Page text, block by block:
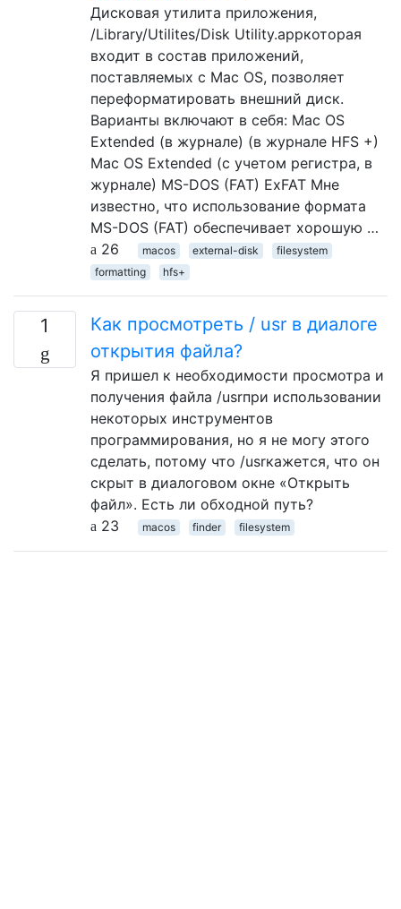
Дисковая утилита приложения,
/Library/Utilites/Disk Utility.appкоторая
входит в состав приложений,
поставляемых с Mac OS, позволяет
переформатировать внешний диск.
Варианты включают в себя: Mac OS
Extended (в журнале) (в журнале HFS +)
Mac OS Extended (с учетом регистра, в
журнале) MS-DOS (FAT) ExFAT Мне
известно, что использование формата
MS-DOS (FAT) обеспечивает хорошую …
26
macos external-disk
filesystem
formatting
hfs+
1
Как просмотреть / usr в диалоге
открытия файла?
Я пришел к необходимости просмотра и
получения файла /usrпри использовании
некоторых инструментов
программирования, но я не могу этого
сделать, потому что /usrкажется, что он
скрыт в диалоговом окне «Открыть
файл». Есть ли обходной путь?
23
macos finder filesystem